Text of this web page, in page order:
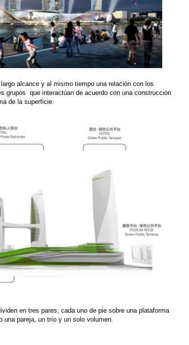
alcance y al mismo tiempo una relación con los
grupos que interactúan de acuerdo con una construcción
de la superficie.
en tres pares, cada uno de pie sobre una plataforma
una pareja, un trío y un solo volumen.